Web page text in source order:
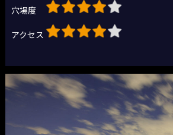
穴場度
アクセス